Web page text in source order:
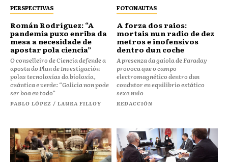
PERSPECTIVAS
Román Rodríguez: “A
pandemia puxo enriba da
mesa a necesidade de
apostar pola ciencia”
O conselleiro de Ciencia defende a
aposta do Plan de Investigación
polas tecnoloxías da bioloxía,
cuántica e verde: “Galicia non pode
ser boa en todo”
PABLO LÓPEZ / LAURA FILLOY
FOTONAUTAS
A forza dos raios:
mortais nun radio de dez
metros e inofensivos
dentro dun coche
A presenza da gaiola de Faraday
provoca que o campo
electromagnético dentro dun
condutor en equilibrio estático
sexa nulo
REDACCIÓN